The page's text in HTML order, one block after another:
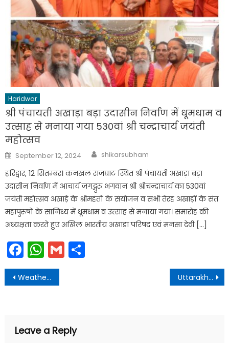
Haridwar
श्री पंचायती अखाड़ा बड़ा उदासीन निर्वाण में धूमधाम व
उत्साह से मनाया गया 530वां श्री चन्द्राचार्य जयंती
महोत्सव
Posted
on
September 12, 2024 Author
shikarsubham
हरिद्वार, 12 सितम्बर। कनखल राजघाट स्थित श्री पंचायती अखाड़ा बड़ा
उदासीन निर्वाण में आचार्य जगद्गुरू भगवान श्री श्रीचन्द्राचार्य का 530वां
जयंती महोत्सव अखाड़े के श्रीमहंतों के संयोजन व सभी तेरह अखाड़ों के संत
महापुरूषों के सानिध्य में धूमधाम व उत्साह से मनाया गया। समारोह की
अध्यक्षता करते हुए अखिल भारतीय अखाड़ा परिषद एवं मनसा देवी […]
Facebook
WhatsApp
Gmail
Post
navigation
Weather Alert: मौसम विभाग ने इन जिलों में हल्की बारिश होने जताई संभावना….. Uttarakhand: सीएम ने 15 अक्टूबर तक गड्ढ़ा मुक्त सड़क बनाने के दिए निर्देश
Leave a Reply